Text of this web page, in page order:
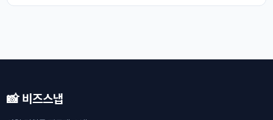
📸 비즈스냅